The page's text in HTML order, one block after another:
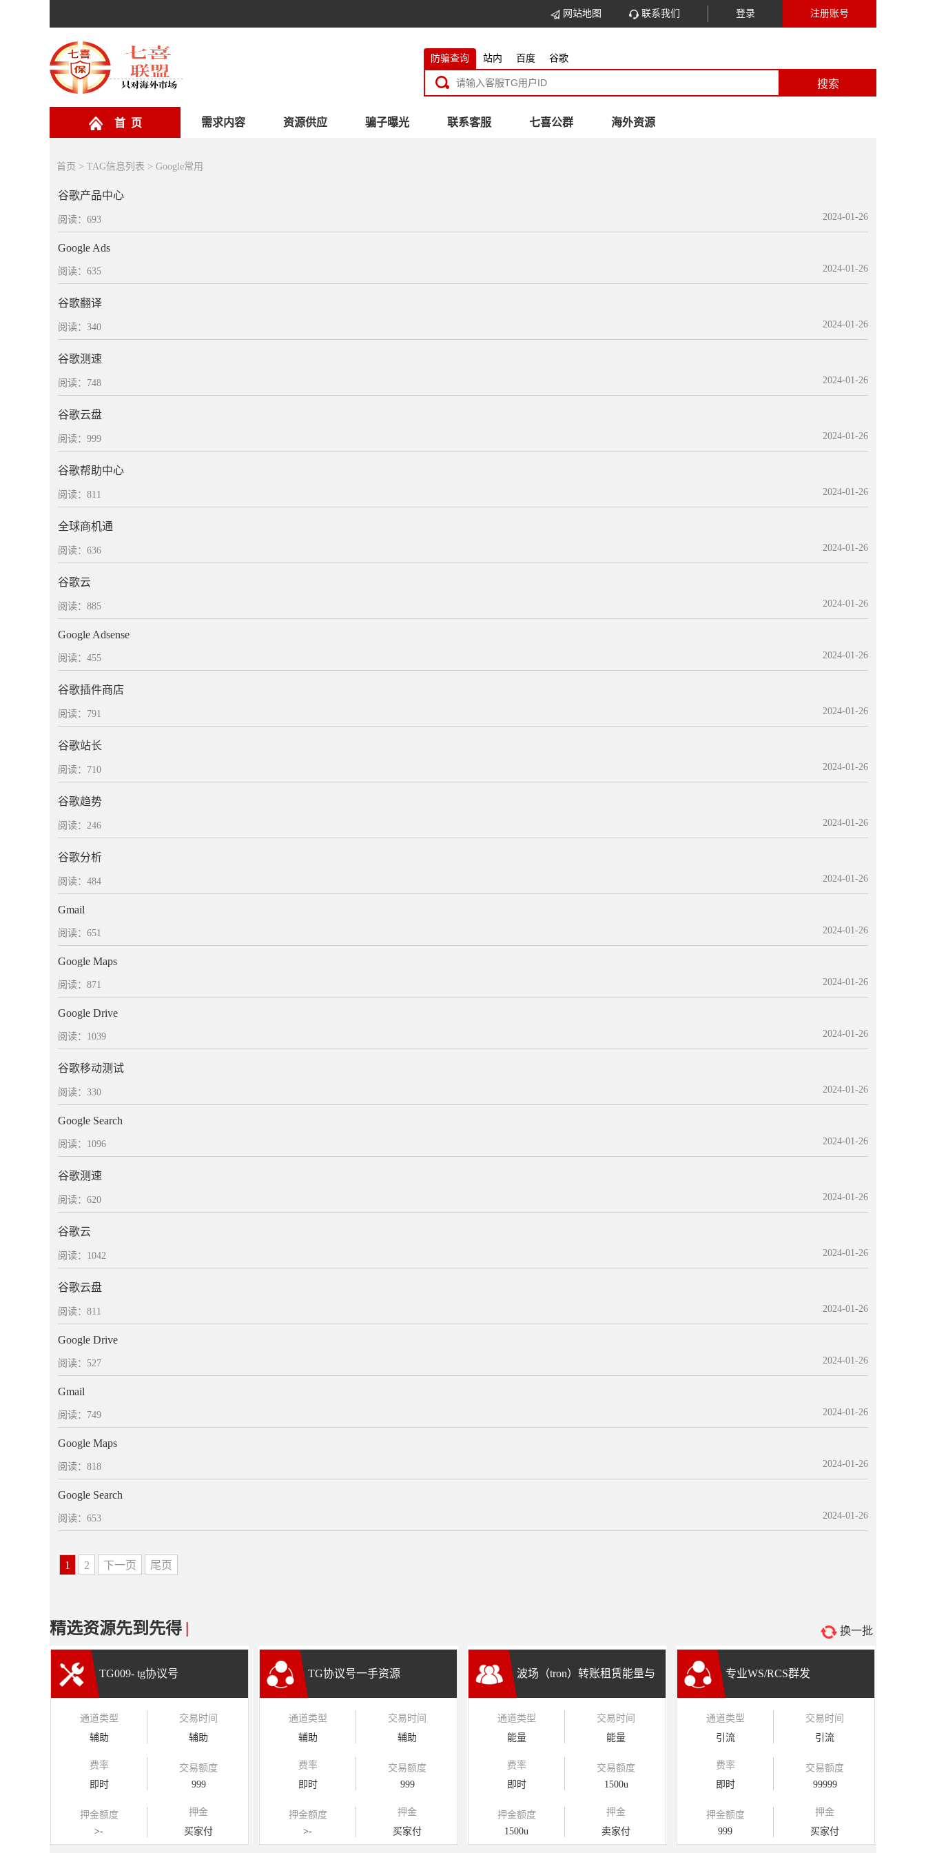
注册账号
登录
联系我们
网站地图
防骗查询 站内 百度 谷歌
搜索
首 页 需求内容 资源供应 骗子曝光 联系客服 七喜公群 海外资源
首页 > TAG信息列表 > Google常用
谷歌产品中心
阅读：693 2024-01-26
Google Ads
阅读：635 2024-01-26
谷歌翻译
阅读：340 2024-01-26
谷歌测速
阅读：748 2024-01-26
谷歌云盘
阅读：999 2024-01-26
谷歌帮助中心
阅读：811 2024-01-26
全球商机通
阅读：636 2024-01-26
谷歌云
阅读：885 2024-01-26
Google Adsense
阅读：455 2024-01-26
谷歌插件商店
阅读：791 2024-01-26
谷歌站长
阅读：710 2024-01-26
谷歌趋势
阅读：246 2024-01-26
谷歌分析
阅读：484 2024-01-26
Gmail
阅读：651 2024-01-26
Google Maps
阅读：871 2024-01-26
Google Drive
阅读：1039 2024-01-26
谷歌移动测试
阅读：330 2024-01-26
Google Search
阅读：1096 2024-01-26
谷歌测速
阅读：620 2024-01-26
谷歌云
阅读：1042 2024-01-26
谷歌云盘
阅读：811 2024-01-26
Google Drive
阅读：527 2024-01-26
Gmail
阅读：749 2024-01-26
Google Maps
阅读：818 2024-01-26
Google Search
阅读：653 2024-01-26
1 2 下一页 尾页
精选资源先到先得 | 换一批
TG009- tg协议号
通道类型
辅助
交易时间
辅助
费率
即时
交易额度
999
押金额度
>-
押金
买家付
TG协议号一手资源
通道类型
辅助
交易时间
辅助
费率
即时
交易额度
999
押金额度
>-
押金
买家付
波场（tron）转账租赁能量与
通道类型
能量
交易时间
能量
费率
即时
交易额度
1500u
押金额度
1500u
押金
卖家付
专业WS/RCS群发
通道类型
引流
交易时间
引流
费率
即时
交易额度
99999
押金额度
999
押金
买家付